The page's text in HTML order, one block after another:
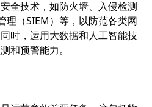
全技术，如防火墙、入侵检测
理（SIEM）等，以防范各类网
时，运用大数据和人工智能技
和预警能力。